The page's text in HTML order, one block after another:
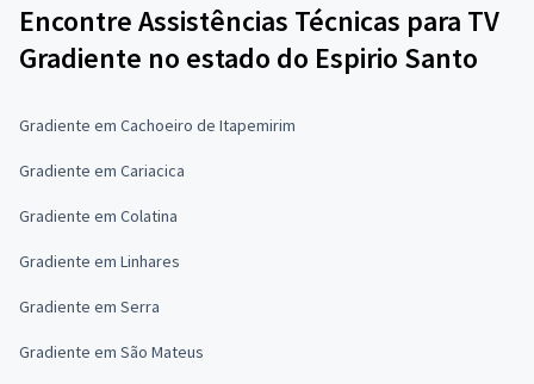
Encontre Assistências Técnicas para TV
Gradiente no estado do Espirio Santo
Gradiente em Cachoeiro de Itapemirim
Gradiente em Cariacica
Gradiente em Colatina
Gradiente em Linhares
Gradiente em Serra
Gradiente em São Mateus